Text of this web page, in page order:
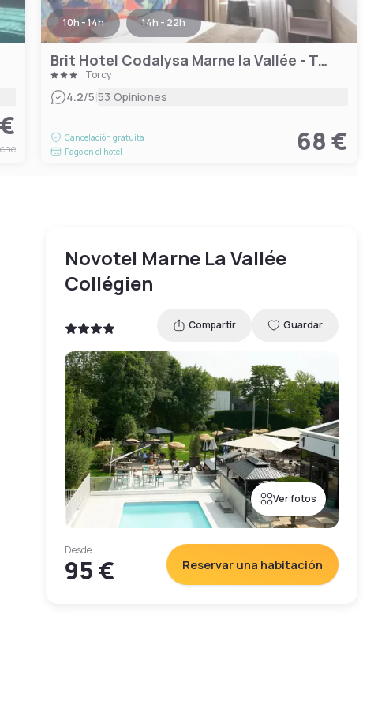
10h - 14h 14h - 22h
Brit Hotel Codalysa Marne la Vallée - Torcy
Torcy
4.2/5|53 Opiniones
Cancelación gratuita
Pago en el hotel
68 €
Novotel Marne La Vallée
Collégien
Compartir Guardar
Ver fotos
Desde
95 € Reservar una habitación